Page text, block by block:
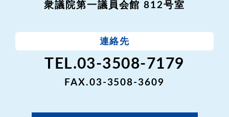
衆議院第一議員会館 812号室
連絡先
TEL.03-3508-7179
FAX.03-3508-3609